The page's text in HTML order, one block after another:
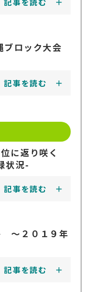
ブロック大会
記事を読む
に返り咲く
状況-
記事を読む
～２０１９年
記事を読む